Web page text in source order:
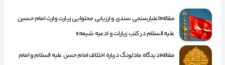
مقاله«اعتبارسنجی سندی و ارزیابی محتوایی زیارت وارث امام حسین
علیه السلام در کتب زیارات و ادعیه شیعه»
مقاله«دیدگاه مادلونگ درباره اختلاف امام حسن علیه السلام و امام